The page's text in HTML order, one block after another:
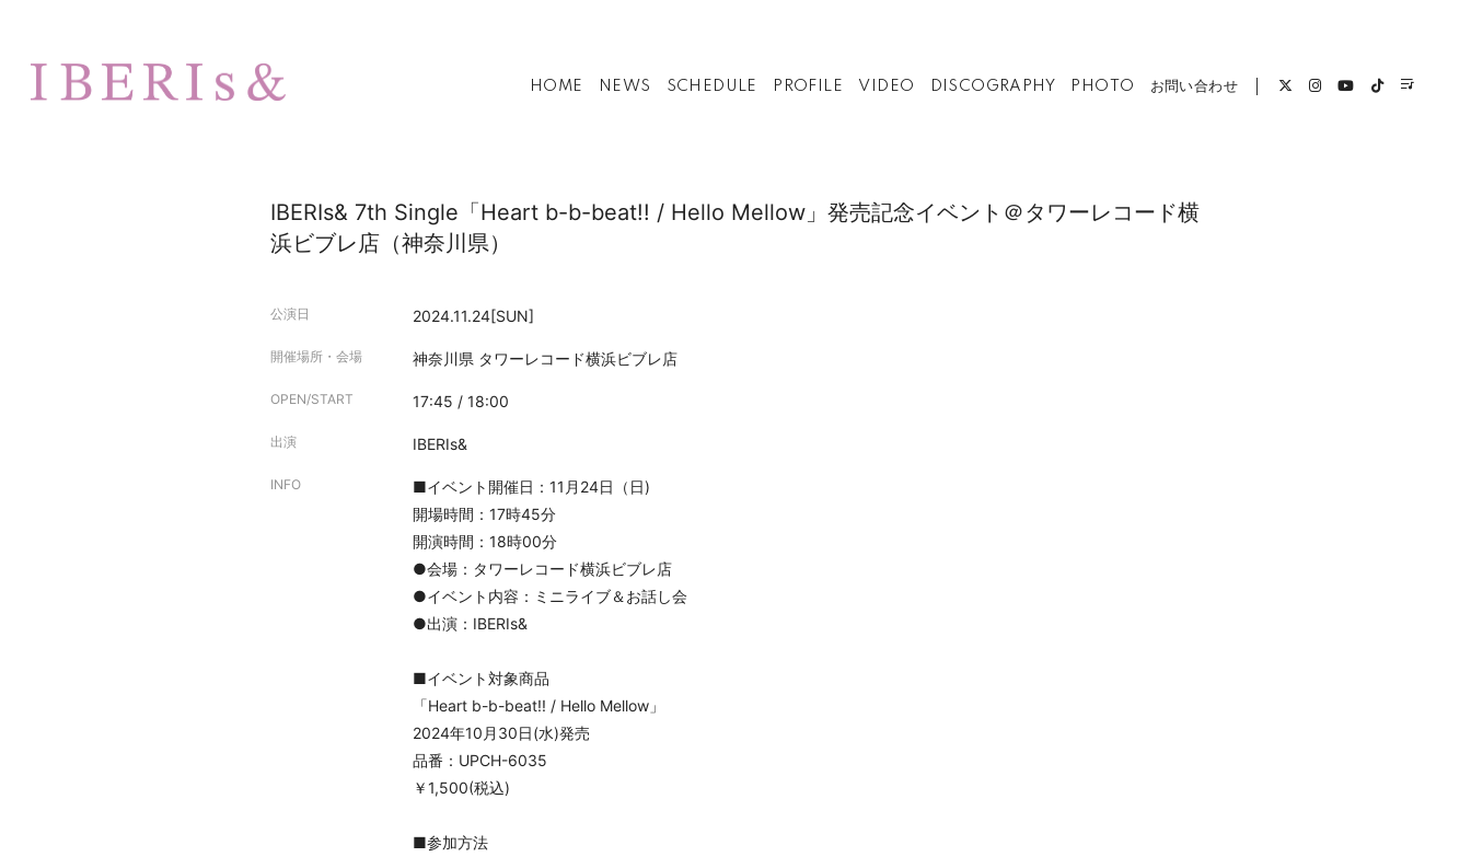
HOME NEWS SCHEDULE PROFILE VIDEO DISCOGRAPHY PHOTO お問い合わせ
IBERIs& 7th Single「Heart b-b-beat!! / Hello Mellow」発売記念イベント＠タワーレコード横
浜ビブレ店（神奈川県）
公演日 2024.11.24[SUN]
開催場所・会場 神奈川県 タワーレコード横浜ビブレ店
OPEN/START 17:45 / 18:00
出演 IBERIs&
INFO
■イベント開催日：11月24日（日)
開場時間：17時45分
開演時間：18時00分
●会場：タワーレコード横浜ビブレ店
●イベント内容：ミニライブ＆お話し会
●出演：IBERIs&
■イベント対象商品
「Heart b-b-beat!! / Hello Mellow」
2024年10月30日(水)発売
品番：UPCH-6035
￥1,500(税込)
■参加方法